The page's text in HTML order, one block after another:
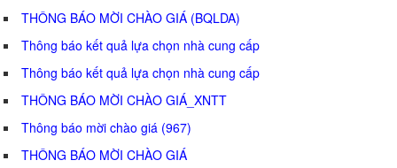
THÔNG BÁO MỜI CHÀO GIÁ (BQLDA)
Thông báo kết quả lựa chọn nhà cung cấp
Thông báo kết quả lựa chọn nhà cung cấp
THÔNG BÁO MỜI CHÀO GIÁ_XNTT
Thông báo mời chào giá (967)
THÔNG BÁO MỜI CHÀO GIÁ